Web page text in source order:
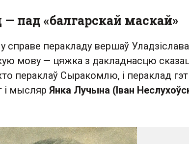
пад «балгарскай маскай»
справе перакладу вершаў Уладзіслава
мову — цяжка з дакладнасцю
пераклаў Сыракомлю, і пераклад
і мысляр Янка Лучына (Іван